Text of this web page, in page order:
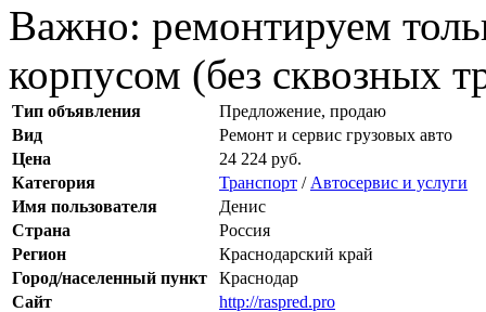
Важно: ремонтируем
корпусом (без сквозных
Тип объявления
Предложение, продаю
Вид
Ремонт и сервис грузовых авто
Цена
24 224 руб.
Категория
Транспорт / Автосервис и услуги
Имя пользователя
Денис
Страна
Россия
Регион
Краснодарский край
Город/населенный пункт
Краснодар
Сайт
http://raspred.pro